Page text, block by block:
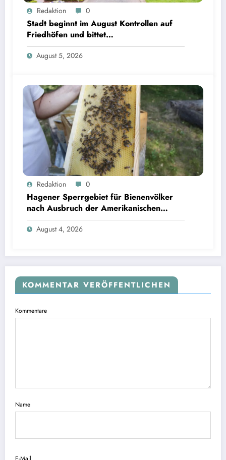
Redaktion 0
Stadt beginnt im August Kontrollen auf
Friedhöfen und bittet
Grabverantwortliche um Pflegeeinsatz
August 5, 2026
Redaktion 0
Hagener Sperrgebiet für Bienenvölker
nach Ausbruch der Amerikanischen
Faulbrut aufgehoben
August 4, 2026
KOMMENTAR VERÖFFENTLICHEN
Kommentare
Name